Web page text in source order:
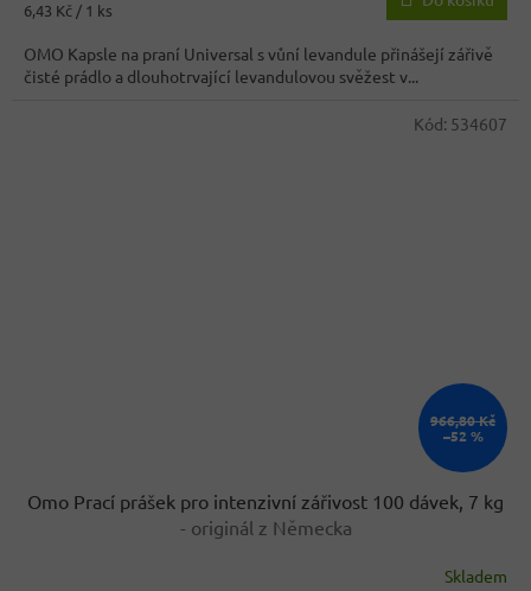
Měrná
6,43 Kč / 1 ks
OMO Kapsle na praní Universal s vůní levandule přinášejí zářivě
čisté prádlo a dlouhotrvající levandulovou svěžest v...
966,80 Kč
–52 %
Omo Prací prášek pro intenzivní zářivost 100 dávek, 7 kg
- originál z Německa
Skladem
Kód: 534607